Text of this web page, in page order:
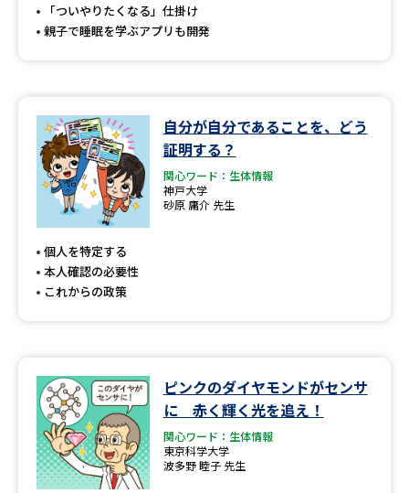
大学で学べる内容や特徴を調べる
データサイエンス特集 奨学金・特待生制度特集
デジタルパンフレット 進路の３択
新学年スタート号特集ページ
（高3生用）
SELFBRAND特集ページ
オープンキャンパス検索 実施プログラムから探す
来場型・Web型イベント特集 夢ナビライブ
「ついやりたくなる」仕掛け
親子で睡眠を学ぶアプリも開発
自分が自分であることを、どう
証明する？
関心ワード：生体情報
神戸大学
砂原 庸介 先生
個人を特定する
本人確認の必要性
これからの政策
ピンクのダイヤモンドがセンサ
に 赤く輝く光を追え！
関心ワード：生体情報
東京科学大学
波多野 睦子 先生